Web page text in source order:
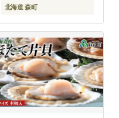
北海道 森町